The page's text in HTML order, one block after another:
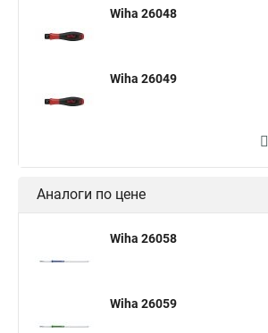
Wiha 26048
Wiha 26049
Аналоги по цене
Wiha 26058
Wiha 26059